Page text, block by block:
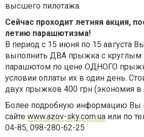
высшего пилотажа.
Сейчас проходит летняя акция,
летию парашютизма!
В период с 15 июня по 15 августа
выполнить ДВА прыжка с круглым
парашютом по цене ОДНОГО
условии оплаты их в один день.
двух прыжков 400 грн (экономия в
Более подробную информацию Вы
сайте www.azov-sky.com.ua или по
04-85, 098-280-62-25